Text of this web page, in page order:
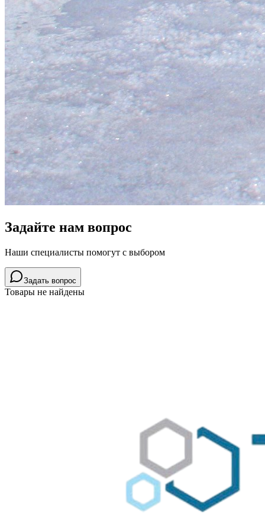
Задайте нам вопрос
Наши специалисты помогут с выбором
Задать вопрос
Товары не найдены